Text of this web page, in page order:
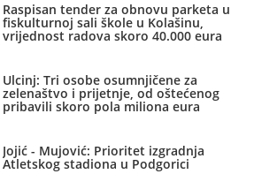
Raspisan tender za obnovu parketa u
fiskulturnoj sali škole u Kolašinu,
vrijednost radova skoro 40.000 eura
Ulcinj: Tri osobe osumnjičene za
zelenaštvo i prijetnje, od oštećenog
pribavili skoro pola miliona eura
Jojić - Mujović: Prioritet izgradnja
Atletskog stadiona u Podgorici